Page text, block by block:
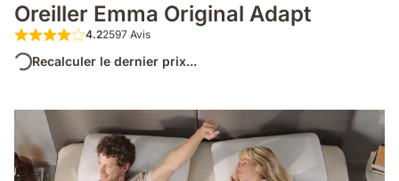
Oreiller Emma Original Adapt
4.2 étoiles sur 5 2597 Avis
4.22597 Avis
Recalculer le dernier prix...